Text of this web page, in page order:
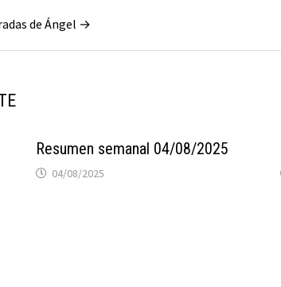
de Ángel →
Resumen semanal 04/08/2025
04/08/2025